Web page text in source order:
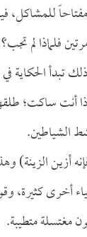
للمشاكل،
فلماذا لم تجب؟
تبدأ الحكاية
أنت ساكت؛
الشياطين.
أزين الزينة)
أخرى كثيرة،
مغتسلة متطيبة.